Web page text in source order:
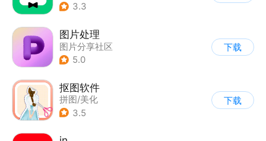
3.3
图片处理
图片分享社区
5.0
下载
抠图软件
拼图/美化
| 图片分享社区
3.5
下载